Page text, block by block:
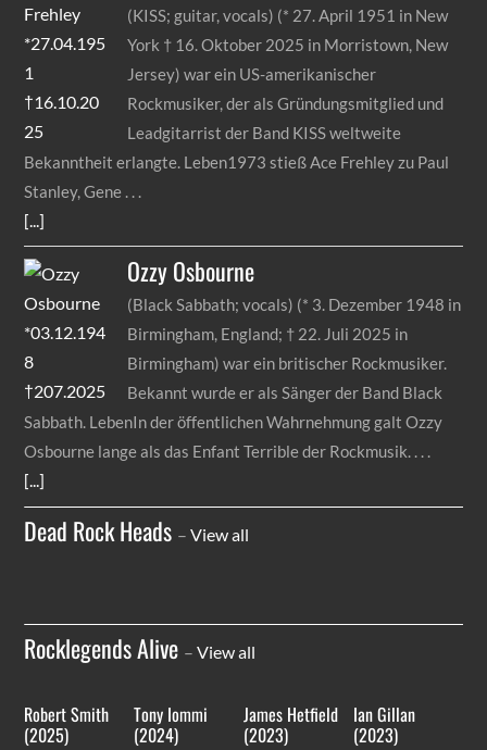
(KISS; guitar, vocals) (* 27. April 1951 in New
York † 16. Oktober 2025 in Morristown, New
Jersey) war ein US-amerikanischer
Rockmusiker, der als Gründungsmitglied und
Leadgitarrist der Band KISS weltweite
Bekanntheit erlangte. Leben1973 stieß Ace Frehley zu Paul
Stanley, Gene
[...]
OzzyOsbourne
(Black Sabbath; vocals) (* 3. Dezember 1948 in
Birmingham, England; † 22. Juli 2025 in
Birmingham) war ein britischer Rockmusiker.
Bekannt wurde er als Sänger der Band Black
Sabbath. LebenIn der öffentlichen Wahrnehmung galt Ozzy
Osbourne lange als das Enfant Terrible der Rockmusik.
[...]
Dead Rock Heads –View all
Rocklegends Alive –View all
Robert Smith
(2025)
Tony Iommi
(2024)
James Hetfield
(2023)
Ian Gillan
(2023)